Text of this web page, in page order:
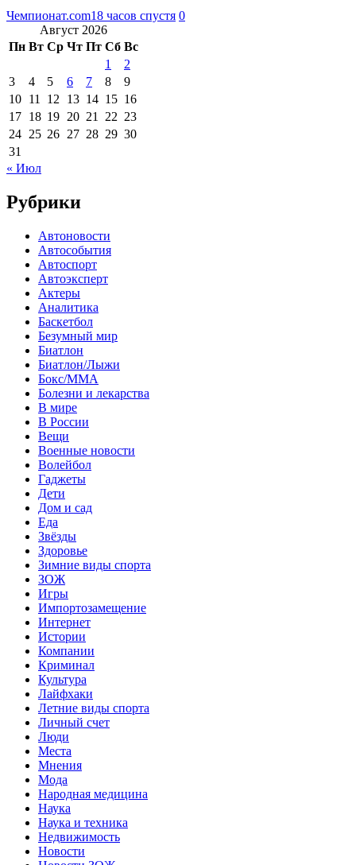
Чемпионат.com18 часов спустя 0
Август 2026
Пн Вт Ср Чт Пт Сб Вс
1
2
3
4 5 6 7 8
9
10 11 12 13 14 15 16
17 18 19 20 21 22 23
24 25 26 27 28 29 30
31
« Июл
Рубрики
Автоновости
Автособытия
Автоспорт
Автоэксперт
Актеры
Аналитика
Баскетбол
Безумный мир
Биатлон
Биатлон/Лыжи
Бокс/MMA
Болезни и лекарства
В мире
В России
Вещи
Военные новости
Волейбол
Гаджеты
Дети
Дом и сад
Еда
Звёзды
Здоровье
Зимние виды спорта
ЗОЖ
Игры
Импортозамещение
Интернет
Истории
Компании
Криминал
Культура
Лайфхаки
Летние виды спорта
Личный счет
Люди
Места
Мнения
Мода
Народная медицина
Наука
Наука и техника
Недвижимость
Новости